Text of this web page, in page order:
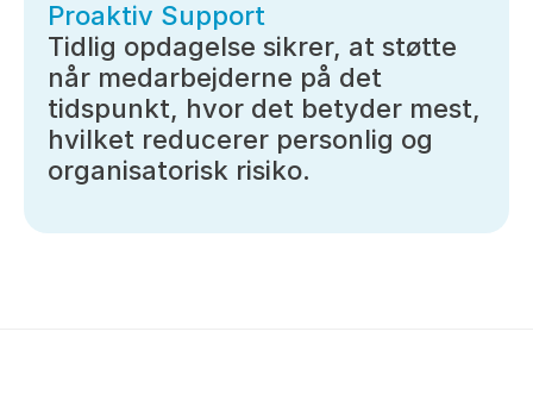
Proaktiv Support
Tidlig opdagelse sikrer, at støtte
når medarbejderne på det
tidspunkt, hvor det betyder mest,
hvilket reducerer personlig og
organisatorisk risiko.